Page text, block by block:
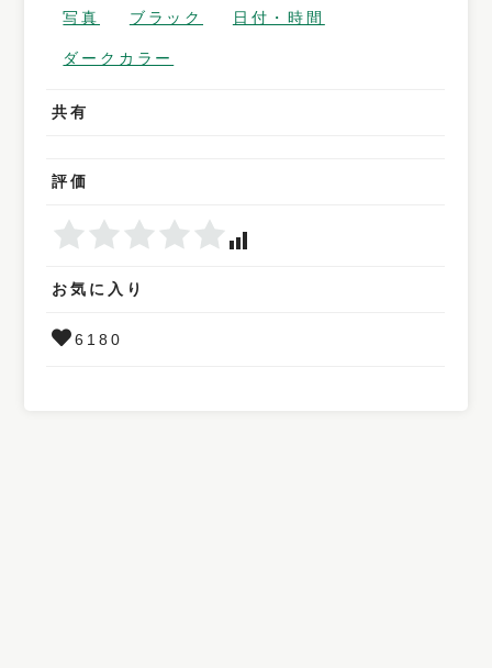
写真 ブラック 日付・時間
ダークカラー
共有
評価
お気に入り
6180